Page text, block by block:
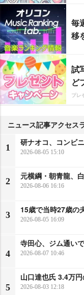
毎
移
試
ど
プレ
ニュース記事アクセス
1
研ナオコ、コンビ
2026-08-05 15:10
2
元横綱・朝青龍、
2026-08-06 16:16
3
15歳で当時27歳の
2026-08-05 16:09
4
寺田心、ジム通い
2026-08-07 10:46
5
山口達也氏 3.4万
2026-08-03 12:18